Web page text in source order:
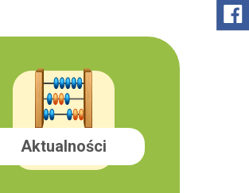
Aktualności